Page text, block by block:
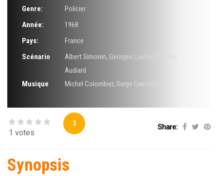
Genre:
Policier
Année:
1968
Pays:
France
Scénario
Albert Simonin, Georges Lautner
Audiard
Musique
Michel Colombier, Serge Gainsbourg
1 votes
3 Share:
Synopsis